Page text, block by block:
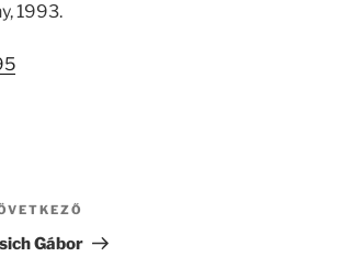
1993.
bejegyzés
Gábor